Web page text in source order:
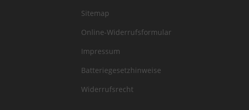
Sitemap
Online-Widerrufsformular
Impressum
Batteriegesetzhinweise
Widerrufsrecht